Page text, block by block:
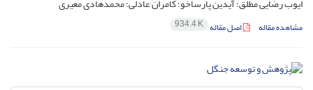
ایوب رضایی مطلق؛ آیدین پارساخو؛ کامران عادلی؛ محمدهادی معیری
مشاهده مقاله اصل مقاله 934.4 K